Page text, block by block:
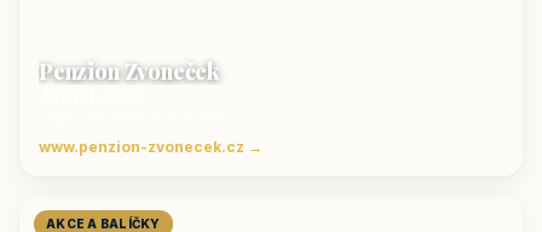
Penzion Zvoneček
www.penzion-zvonecek.cz →
AKCE A BALÍČKY